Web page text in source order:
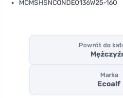
MCMSHSNCONDE0136W25-160
Powrót do
Marka
Ecoalf